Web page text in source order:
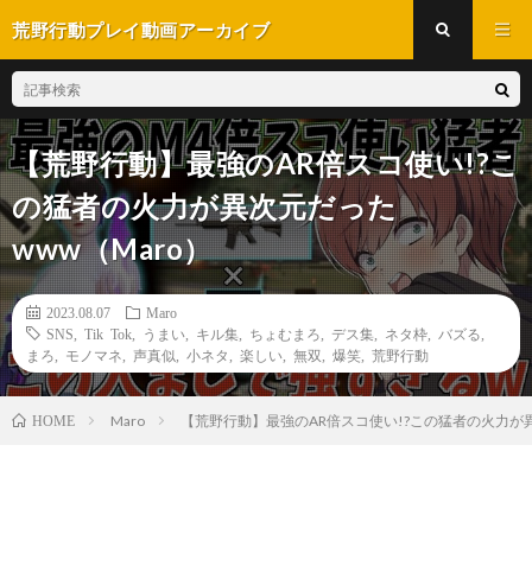
荒野行動プレイ動画アーカイブ
【荒野行動】最強のAR倍スコ使い!?こ
の猛者の火力が異次元だった
www（Maro）
2023.08.07
Maro
SNS
Tik Tok うまい キル集 ちょむまろ デス集 ネタ枠 バズる
まろ
モノマネ 声真似 小ネタ 楽しい 無双 爆笑 荒野行動
HOME Maro 【荒野行動】最強のAR倍スコ使い!?この猛者の火力